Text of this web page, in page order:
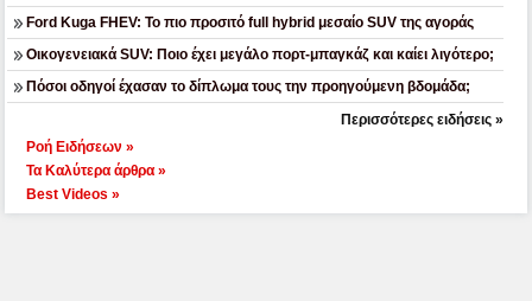
Ford Kuga FHEV: Το πιο προσιτό full hybrid μεσαίο SUV της αγοράς
Οικογενειακά SUV: Ποιο έχει μεγάλο πορτ-μπαγκάζ και καίει λιγότερο;
Πόσοι οδηγοί έχασαν το δίπλωμα τους την προηγούμενη βδομάδα;
Περισσότερες ειδήσεις »
Ροή Ειδήσεων »
Τα Καλύτερα άρθρα »
Best Videos »